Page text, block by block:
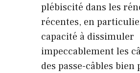
plébiscité dans les
récentes, en
capacité à dissimuler
impeccablement les
des passe-câbles bien